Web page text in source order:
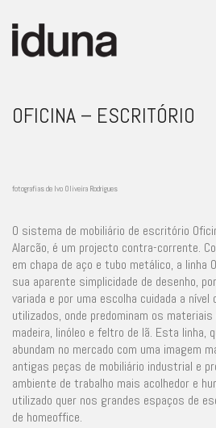
OFICINA – ESCRITÓRIO
fotografias de Ivo Oliveira Rodrigues
O sistema de mobiliário de escritório
Alarcão, é um projecto contra-corrente.
em chapa de aço e tubo metálico, a linha
sua aparente simplicidade de desenho,
variada e por uma escolha cuidada a
utilizados, onde predominam os
madeira, linóleo e feltro de lã. Esta linha,
abundam no mercado com uma imagem
antigas peças de mobiliário industrial e
ambiente de trabalho mais acolhedor e
utilizado quer nos grandes espaços de
de homeoffice.